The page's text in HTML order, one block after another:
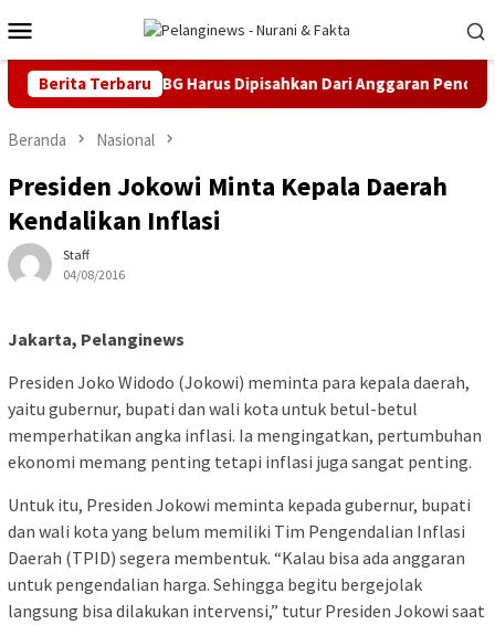
ke
kontenMobile
Berita Terbaru
Anggaran MBG Harus Dipisahkan Dari Anggaran Pendidikan
Beranda Nasional
Presiden Jokowi Minta Kepala Daerah
Kendalikan Inflasi
Staff
04/08/2016
Jakarta, Pelanginews
Presiden Joko Widodo (Jokowi) meminta para kepala daerah,
yaitu gubernur, bupati dan wali kota untuk betul-betul
memperhatikan angka inflasi. Ia mengingatkan, pertumbuhan
ekonomi memang penting tetapi inflasi juga sangat penting.
Untuk itu, Presiden Jokowi meminta kepada gubernur, bupati
dan wali kota yang belum memiliki Tim Pengendalian Inflasi
Daerah (TPID) segera membentuk. “Kalau bisa ada anggaran
untuk pengendalian harga. Sehingga begitu bergejolak
langsung bisa dilakukan intervensi,” tutur Presiden Jokowi saat